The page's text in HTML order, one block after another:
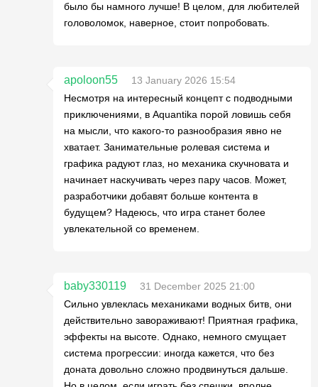
было бы намного лучше! В целом, для любителей
головоломок, наверное, стоит попробовать.
apoloon55
13 January 2026 15:54
Несмотря на интересный концепт с подводными
приключениями, в Aquantika порой ловишь себя
на мысли, что какого-то разнообразия явно не
хватает. Занимательные ролевая система и
графика радуют глаз, но механика скучновата и
начинает наскучивать через пару часов. Может,
разработчики добавят больше контента в
будущем? Надеюсь, что игра станет более
увлекательной со временем.
baby330119
31 December 2025 21:00
Сильно увлеклась механиками водных битв, они
действительно завораживают! Приятная графика,
эффекты на высоте. Однако, немного смущает
система прогрессии: иногда кажется, что без
доната довольно сложно продвинуться дальше.